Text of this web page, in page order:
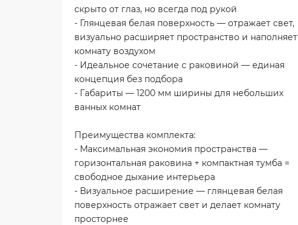
скрыто от глаз, но всегда под рукой
- Глянцевая белая поверхность — отражает свет,
визуально расширяет пространство и наполняет
комнату воздухом
- Идеальное сочетание с раковиной — единая
концепция без подбора
- Габариты — 1200 мм ширины для небольших
ванных комнат
Преимущества комплекта:
- Максимальная экономия пространства —
горизонтальная раковина + компактная тумба =
свободное дыхание интерьера
- Визуальное расширение — глянцевая белая
поверхность отражает свет и делает комнату
просторнее